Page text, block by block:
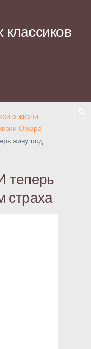
о жизни
Омара
живу под
теперь
страха